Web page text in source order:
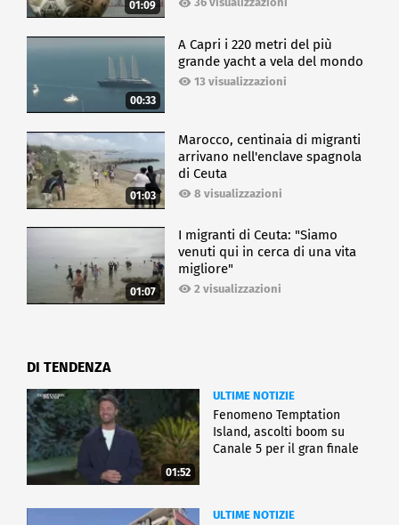
01:09
00:33
A Capri i 220 metri del più
grande yacht a vela del mondo
13 visualizzazioni
01:03
Marocco, centinaia di migranti
arrivano nell'enclave spagnola
di Ceuta
8 visualizzazioni
01:07
I migranti di Ceuta: "Siamo
venuti qui in cerca di una vita
migliore"
2 visualizzazioni
DI TENDENZA
01:52
ULTIME NOTIZIE
Fenomeno Temptation
Island, ascolti boom su
Canale 5 per il gran finale
ULTIME NOTIZIE